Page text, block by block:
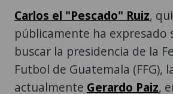
Carlos el "Pescado" Ruiz,
públicamente ha expresado
buscar la presidencia de la
Futbol de Guatemala (FFG),
actualmente Gerardo Paiz,